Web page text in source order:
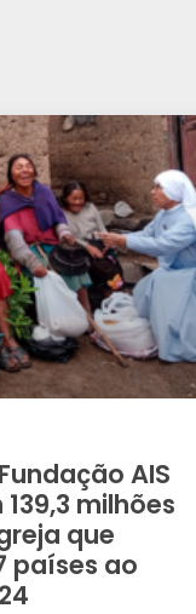
AIS
milhões
que
países ao